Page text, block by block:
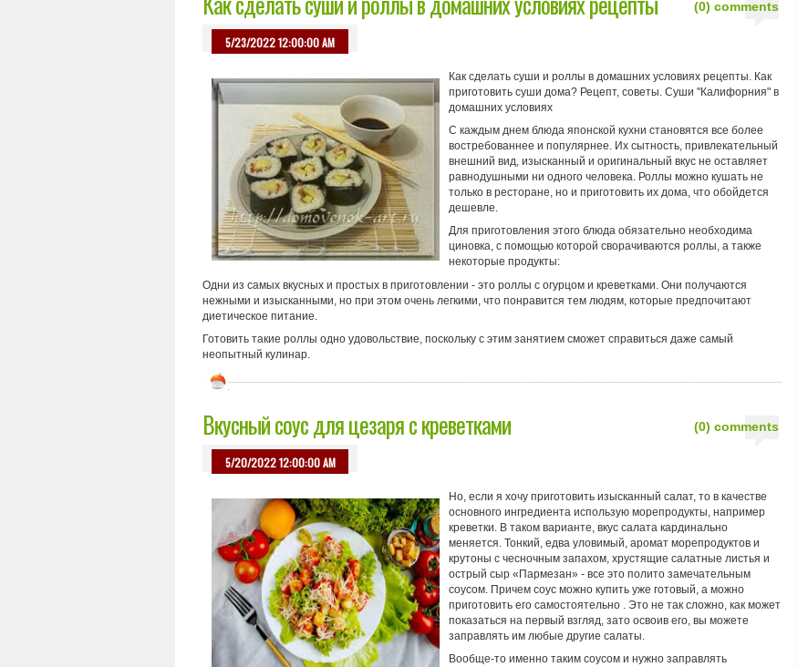
(0) comments
5/23/2022 12:00:00 AM
Как сделать суши и роллы в домашних условиях рецепты. Как
приготовить суши дома? Рецепт, советы. Суши "Калифорния" в
домашних условиях
С каждым днем блюда японской кухни становятся все более
востребованнее и популярнее. Их сытность, привлекательный
внешний вид, изысканный и оригинальный вкус не оставляет
равнодушными ни одного человека. Роллы можно кушать не
только в ресторане, но и приготовить их дома, что обойдется
дешевле.
Для приготовления этого блюда обязательно необходима
циновка, с помощью которой сворачиваются роллы, а также
некоторые продукты:
Одни из самых вкусных и простых в приготовлении - это роллы с огурцом и креветками. Они получаются
нежными и изысканными, но при этом очень легкими, что понравится тем людям, которые предпочитают
диетическое питание.
Готовить такие роллы одно удовольствие, поскольку с этим занятием сможет справиться даже самый
неопытный кулинар.
(0) comments
Вкусный соус для цезаря с креветками
5/20/2022 12:00:00 AM
Но, если я хочу приготовить изысканный салат, то в качестве
основного ингредиента использую морепродукты, например
креветки. В таком варианте, вкус салата кардинально
меняется. Тонкий, едва уловимый, аромат морепродуктов и
крутоны с чесночным запахом, хрустящие салатные листья и
острый сыр «Пармезан» - все это полито замечательным
соусом. Причем соус можно купить уже готовый, а можно
приготовить его самостоятельно . Это не так сложно, как может
показаться на первый взгляд, зато освоив его, вы можете
заправлять им любые другие салаты.
Вообще-то именно таким соусом и нужно заправлять